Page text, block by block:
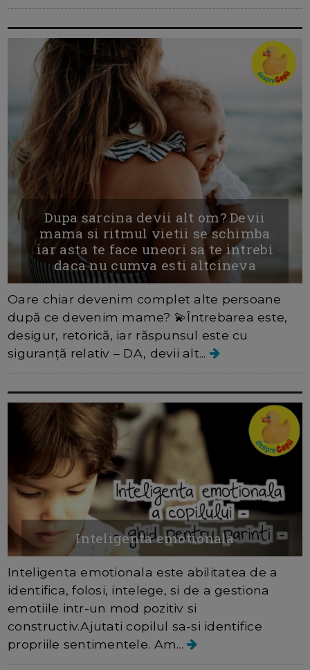
Dupa sarcina devii alt om? Devii
mama si ritmul vietii se schimba
iar asta te face uneori sa te intrebi
daca nu cumva esti altcineva
Oare chiar devenim complet alte persoane
după ce devenim mame? 💫Întrebarea este,
desigur, retorică, iar răspunsul este cu
siguranță relativ – DA, devii alt...
Inteligenta emotionala
Inteligenta emotionala este abilitatea de a
identifica, folosi, intelege, si de a gestiona
emotiile intr-un mod pozitiv si
constructiv.Ajutati copilul sa-si identifice
propriile sentimentele. Am...